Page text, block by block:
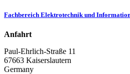
Fachbereich Elektrotechnik und
Anfahrt
Paul-Ehrlich-Straße 11
67663 Kaiserslautern
Germany